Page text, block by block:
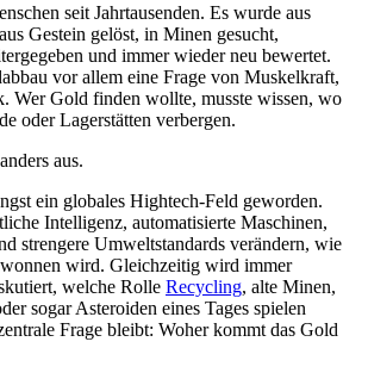
seit Jahrtausenden. Es wurde aus
Gestein gelöst, in Minen gesucht,
und immer wieder neu bewertet.
vor allem eine Frage von Muskelkraft,
Wer Gold finden wollte, musste wissen, wo
oder Lagerstätten verbergen.
aus.
ein globales Hightech-Feld geworden.
Intelligenz, automatisierte Maschinen,
strengere Umweltstandards verändern, wie
wird. Gleichzeitig wird immer
welche Rolle Recycling, alte Minen,
sogar Asteroiden eines Tages spielen
Frage bleibt: Woher kommt das Gold